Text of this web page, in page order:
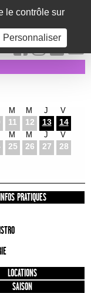
le contrôle sur
Personnaliser
EXPOS EVENTS
M
11
M
12
J
13
V
14
M
25
M
26
J
27
V
28
INFOS PRATIQUES
LOCATIONS
SAISON